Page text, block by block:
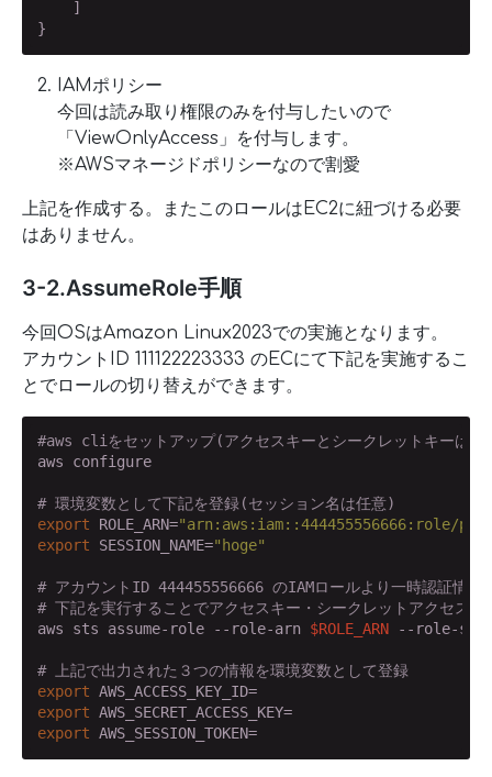
    ]
}
IAMポリシー
今回は読み取り権限のみを付与したいので
「ViewOnlyAccess」を付与します。
※AWSマネージドポリシーなので割愛
上記を作成する。またこのロールはEC2に紐づける必要
はありません。
3-2.AssumeRole手順
今回OSはAmazon Linux2023での実施となります。
アカウントID 111122223333 のECにて下記を実施するこ
とでロールの切り替えができます。
#aws cliをセットアップ(アクセスキーとシークレットキーはブ
aws configure
# 環境変数として下記を登録(セッション名は任意)
export ROLE_ARN="arn:aws:iam::444455556666:role/
export SESSION_NAME="hoge"
# アカウントID 444455556666 のIAMロールより一時認証情報
# 下記を実行することでアクセスキー・シークレットアクセス
aws sts assume-role --role-arn $ROLE_ARN --role-
# 上記で出力された３つの情報を環境変数として登録
export
AWS_ACCESS_KEY_ID=
export
AWS_SECRET_ACCESS_KEY=
export AWS_SESSION_TOKEN=